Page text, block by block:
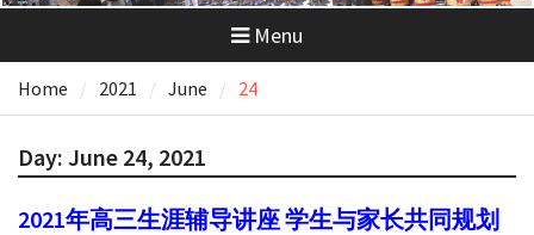
Menu
Home 2021 June 24
Day: June 24, 2021
2021年高三生涯辅导讲座 学生与家长共同规划